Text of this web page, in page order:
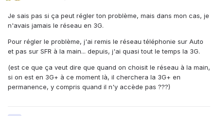
Je sais pas si ça peut régler ton problème, mais dans mon cas, je
n'avais jamais le réseau en 3G.
Pour régler le problème, j'ai remis le réseau téléphonie sur Auto
et pas sur SFR à la main... depuis, j'ai quasi tout le temps la 3G.
(est ce que ça veut dire que quand on choisit le réseau à la main,
si on est en 3G+ à ce moment là, il cherchera la 3G+ en
permanence, y compris quand il n'y accède pas ???)